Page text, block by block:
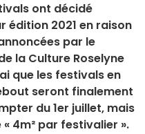
ont décidé
édition 2021 en raison
par le
la Culture Roselyne
que les festivals en
seront finalement
du 1er juillet, mais
4m² par festivalier ».